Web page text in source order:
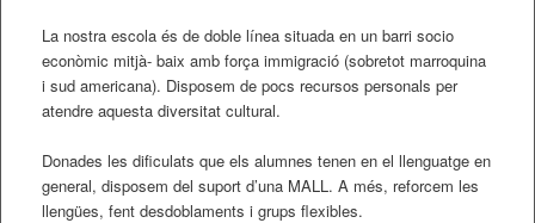
La nostra escola és de doble línea situada en un barri socio
econòmic mitjà- baix amb força immigració (sobretot marroquina
i sud americana). Disposem de pocs recursos personals per
atendre aquesta diversitat cultural.
Donades les dificulats que els alumnes tenen en el llenguatge en
general, disposem del suport d’una MALL. A més, reforcem les
llengües, fent desdoblaments i grups flexibles.